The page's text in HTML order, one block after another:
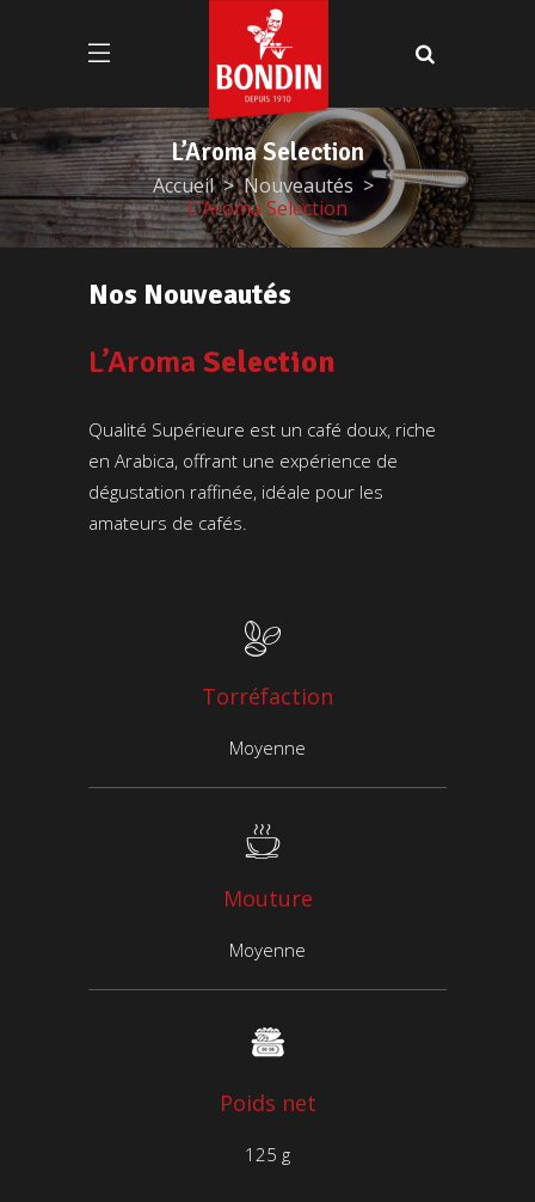
L’Aroma Selection
Accueil
Nouveautés
L’Aroma Selection
Nos Nouveautés
L’Aroma Selection
Qualité Supérieure est un café doux, riche
en Arabica, offrant une expérience de
dégustation raffinée, idéale pour les
amateurs de cafés.
Torréfaction
Moyenne
Mouture
Moyenne
Poids net
125 g